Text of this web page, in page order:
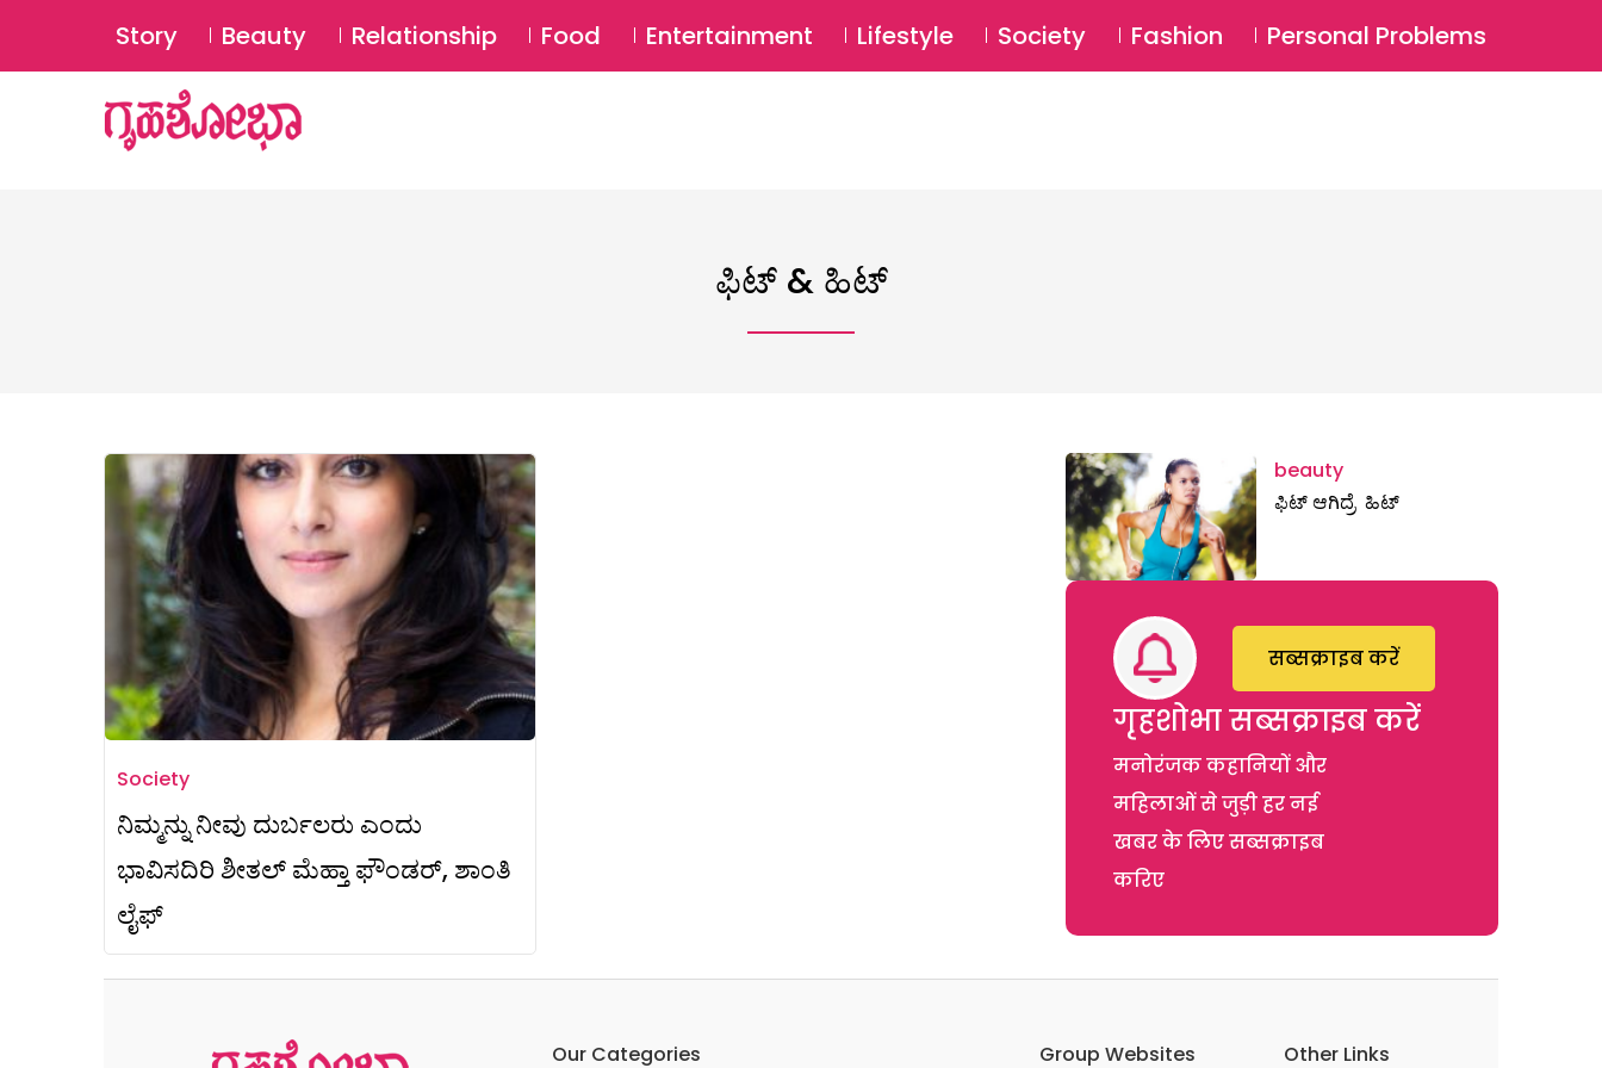
SUBSCRIBE Login ⚲
Story Beauty Relationship Food Entertainment Lifestyle Society Fashion Personal Problems
ಫಿಟ್ & ಹಿಟ್
Society
ನಿಮ್ಮನ್ನು ನೀವು ದುರ್ಬಲರು ಎಂದು
ಭಾವಿಸದಿರಿ ಶೀತಲ್ ಮೆಹ್ತಾ ಫೌಂಡರ್, ಶಾಂತಿ
ಲೈಫ್
beauty
ಫಿಟ್‌ ಆಗಿದ್ರೆ ಹಿಟ್‌
गृहशोभा सब्सक्राइब करें
मनोरंजक कहानियों और
महिलाओं से जुड़ी हर नई
खबर के लिए सब्सक्राइब
करिए
सब्सक्राइब करें
Our Categories Group Websites Other Links